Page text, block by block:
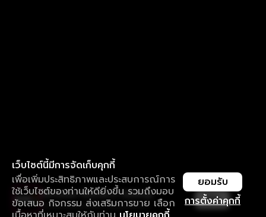
เว็บไซต์นี้มีการจัดเก็บคุกกี้
เพื่อเพิ่มประสิทธิภาพและประสบการณ์การ
ใช้เว็บไซต์ของท่านให้ดียิ่งขึ้น รวมถึงมอบ
ข้อเสนอ กิจกรรม ส่งเสริมการขาย เลือก
การตั้งค่าคุกกี้
ยอมรับ
ใช้งานแอป ลื่นไหลกว่า ไม่มีสะดุด
ดาวน์โหลดแอปเพื่อการรับชมที่ดีกว่า เปิด